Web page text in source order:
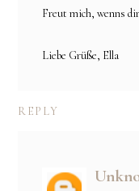
Freut mich, wenns
Liebe Grüße, Ella
REPLY